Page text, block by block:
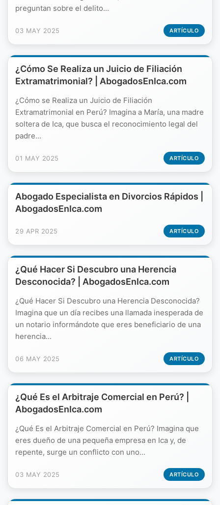
preguntan sobre el delito...
03 MAY 2025 ARTÍCULO
¿Cómo Se Realiza un Juicio de Filiación
Extramatrimonial? | AbogadosEnIca.com
¿Cómo se Realiza un Juicio de Filiación
Extramatrimonial en Perú? Imagina a María, una madre
soltera de Ica, que busca el reconocimiento legal del
padre...
01 MAY 2025 ARTÍCULO
Abogado Especialista en Divorcios Rápidos |
AbogadosEnIca.com
29 APR 2025 ARTÍCULO
¿Qué Hacer Si Descubro una Herencia
Desconocida? | AbogadosEnIca.com
¿Qué Hacer Si Descubro una Herencia Desconocida?
Imagina que un día recibes una llamada inesperada de
un notario informándote que eres beneficiario de una
herencia...
06 MAY 2025 ARTÍCULO
¿Qué Es el Arbitraje Comercial en Perú? |
AbogadosEnIca.com
¿Qué Es el Arbitraje Comercial en Perú? Imagina que
eres dueño de una pequeña empresa en Ica y, de
repente, surge un conflicto con uno...
03 MAY 2025 ARTÍCULO